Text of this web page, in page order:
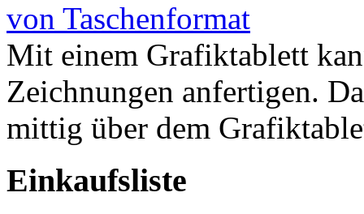
von Taschenformat
Mit einem Grafiktablett
Zeichnungen anfertigen.
mittig über dem
Einkaufsliste